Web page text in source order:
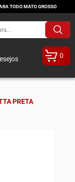
TODO MATO GROSSO
0
PRETA